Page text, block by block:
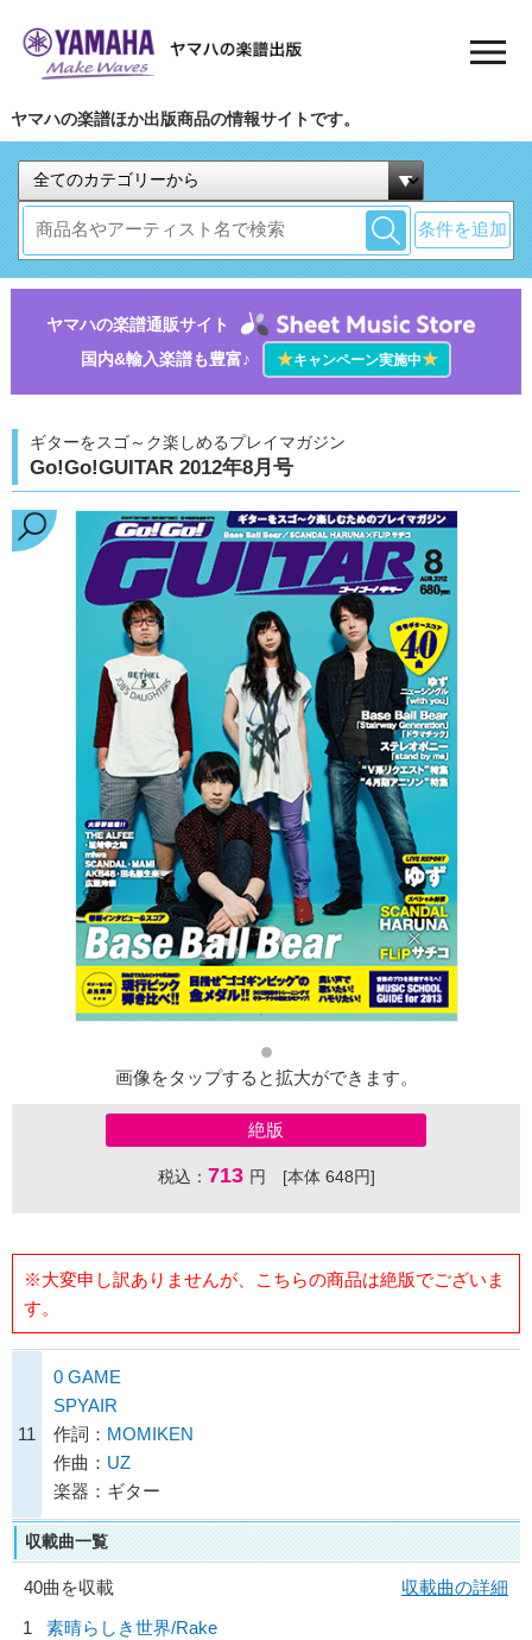
ヤマハの楽譜ほか出版商品の情報サイトです。
条件を追加
ヤマハの楽譜通販サイト
国内&輸入楽譜も豊富♪
★キャンペーン実施中★
ギターをスゴ～ク楽しめるプレイマガジン
Go!Go!GUITAR 2012年8月号
画像をタップすると拡大ができます。
絶版
税込： 713 円 [本体 648円]
※大変申し訳ありませんが、こちらの商品は絶版でございま
す。
11
0 GAME
SPYAIR
作詞： MOMIKEN
作曲： UZ
楽器：ギター
収載曲一覧
40曲を収載
収載曲の詳細
1
素晴らしき世界/Rake